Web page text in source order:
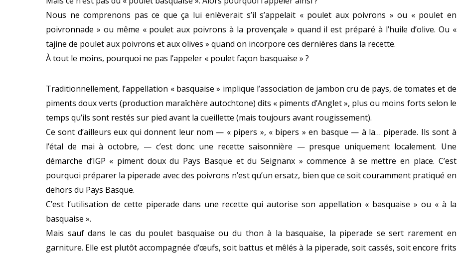
Nous ne comprenons pas ce que ça lui enlèverait s’il s’appelait « poulet aux poivrons » ou « poulet en
poivronnade » ou même « poulet aux poivrons à la provençale » quand il est préparé à l’huile d’olive. Ou «
tajine de poulet aux poivrons et aux olives » quand on incorpore ces dernières dans la recette.
À tout le moins, pourquoi ne pas l’appeler « poulet façon basquaise » ?
Traditionnellement, l’appellation « basquaise » implique l’association de jambon cru de pays, de tomates et de
piments doux verts (production maraîchère autochtone) dits « piments d’Anglet », plus ou moins forts selon le
temps qu’ils sont restés sur pied avant la cueillette (mais toujours avant rougissement).
Ce sont d’ailleurs eux qui donnent leur nom — « pipers », « bipers » en basque — à la… piperade. Ils sont à
l’étal de mai à octobre, — c’est donc une recette saisonnière — presque uniquement localement. Une
démarche d’IGP « piment doux du Pays Basque et du Seignanx » commence à se mettre en place. C’est
pourquoi préparer la piperade avec des poivrons n’est qu’un ersatz, bien que ce soit couramment pratiqué en
dehors du Pays Basque.
C’est l’utilisation de cette piperade dans une recette qui autorise son appellation « basquaise » ou « à la
basquaise ».
Mais sauf dans le cas du poulet basquaise ou du thon à la basquaise, la piperade se sert rarement en
garniture. Elle est plutôt accompagnée d’œufs, soit battus et mêlés à la piperade, soit cassés, soit encore frits